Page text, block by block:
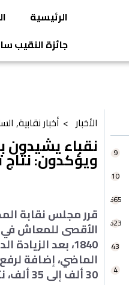
الرئيسية
جائزة النقيب
9
10
665
623
43
4
الأخبار > أخبار نقابية,
نقباء يشيدون
ويؤكدون: نتاج
قرر مجلس نقابة
الماضي، إضافة
30 ألف إلى 35 ألف، نتيجة لما تحقق من وفر بموارد النقابة عقب تطبيق قرارات التنقية.